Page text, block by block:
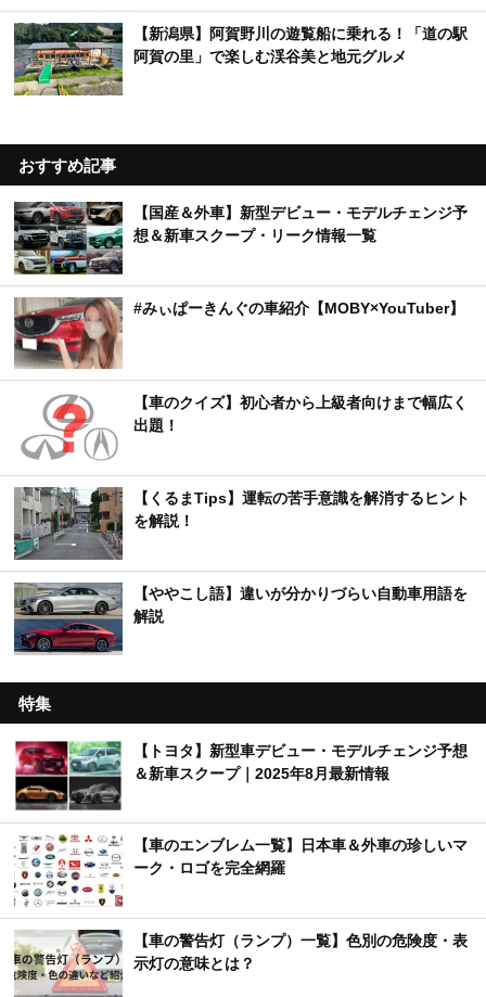
【新潟県】阿賀野川の遊覧船に乗れる！「道の駅
阿賀の里」で楽しむ渓谷美と地元グルメ
おすすめ記事
【国産＆外車】新型デビュー・モデルチェンジ予
想＆新車スクープ・リーク情報一覧
#みぃぱーきんぐの車紹介【MOBY×YouTuber】
【車のクイズ】初心者から上級者向けまで幅広く
出題！
【くるまTips】運転の苦手意識を解消するヒント
を解説！
【ややこし語】違いが分かりづらい自動車用語を
解説
特集
【トヨタ】新型車デビュー・モデルチェンジ予想
＆新車スクープ｜2025年8月最新情報
【車のエンブレム一覧】日本車＆外車の珍しいマ
ーク・ロゴを完全網羅
【車の警告灯（ランプ）一覧】色別の危険度・表
示灯の意味とは？